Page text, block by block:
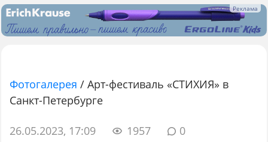
Фотогалерея / Арт-фестиваль «СТИХИЯ» в
Санкт-Петербурге
26.05.2023, 17:09 1957 0